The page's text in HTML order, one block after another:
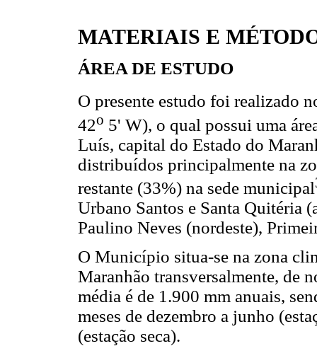
MATERIAIS E
ÁREA DE ESTUDO
O presente estudo foi realizado
42o 5' W), o qual possui uma
Luís, capital do Estado do
distribuídos principalmente na
restante (33%) na sede municipal
Urbano Santos e Santa Quitéria
Paulino Neves (nordeste),
O Município situa-se na zona
Maranhão transversalmente, de
média é de 1.900 mm anuais,
meses de dezembro a junho
(estação seca).